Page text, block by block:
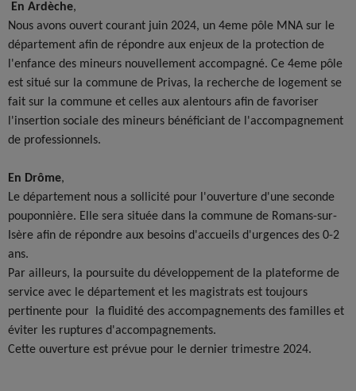
En Ardèche,
Nous avons ouvert courant juin 2024, un 4eme pôle MNA sur le
département afin de répondre aux enjeux de la protection de
l'enfance des mineurs nouvellement accompagné. Ce 4eme pôle
est situé sur la commune de Privas, la recherche de logement se
fait sur la commune et celles aux alentours afin de favoriser
l'insertion sociale des mineurs bénéficiant de l'accompagnement
de professionnels.
En Drôme,
Le département nous a sollicité pour l'ouverture d'une seconde
pouponnière. Elle sera située dans la commune de Romans-sur-
Isère afin de répondre aux besoins d'accueils d'urgences des 0-2
ans.
Par ailleurs, la poursuite du développement de la plateforme de
service avec le département et les magistrats est toujours
pertinente pour la fluidité des accompagnements des familles et
éviter les ruptures d'accompagnements.
Cette ouverture est prévue pour le dernier trimestre 2024.